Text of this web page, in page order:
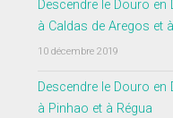
Descendre le Douro en
à Caldas de Aregos et
10 décembre 2019
Descendre le Douro en
à Pinhao et à Régua